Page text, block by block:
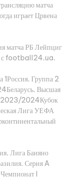
матча
играет Црвена
матча РБ Лейпциг
с football24.ua.
Группа 2
Высшая
2023/2024Кубок
Лига УЕФА
Лига Баияно
Серия A
I